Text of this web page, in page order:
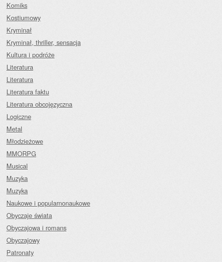
Komiks
Kostiumowy
Kryminał
Kryminał, thriller, sensacja
Kultura i podróże
Literatura
Literatura
Literatura faktu
Literatura obcojęzyczna
Logiczne
Metal
Młodzieżowe
MMORPG
Musical
Muzyka
Muzyka
Naukowe i popularnonaukowe
Obyczaje świata
Obyczajowa i romans
Obyczajowy
Patronaty